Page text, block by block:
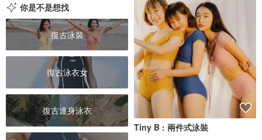
你是不是想找
復古泳裝
復古泳衣女
復古連身泳衣
Tiny B : 兩件式泳裝